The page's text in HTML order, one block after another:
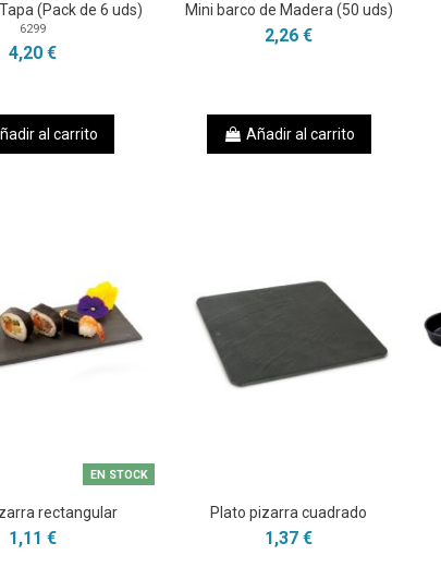
(Pack de 6 uds)
6299
4,20 €
al carrito
Mini barco de Madera (50 uds)
2,26 €
Añadir al carrito
EN STOCK
rectangular
1,11 €
Plato pizarra cuadrado
1,37 €